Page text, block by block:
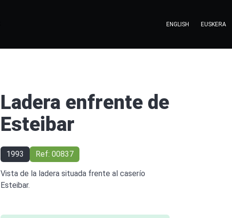
ENGLISH EUSKERA
Ladera enfrente de
Esteibar
1993 Ref: 00837
Vista de la ladera situada frente al caserío
Esteibar.